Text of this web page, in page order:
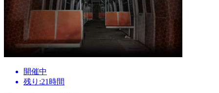
開催中
残り:21時間